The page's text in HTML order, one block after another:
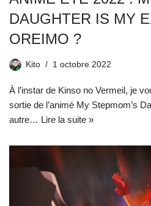
DAUGHTER IS MY
OREIMO ?
Kito 1 octobre 2022
À l’instar de Kinso no Vermeil, je
sortie de l’animé My Stepmom’s
autre… Lire la suite »